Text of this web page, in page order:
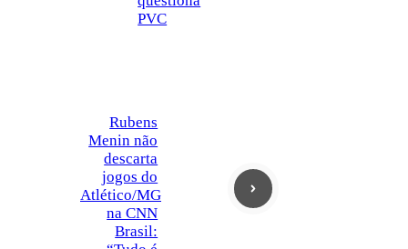
PVC
Rubens
Menin não
descarta
jogos do
Atlético/MG
na CNN
Brasil: